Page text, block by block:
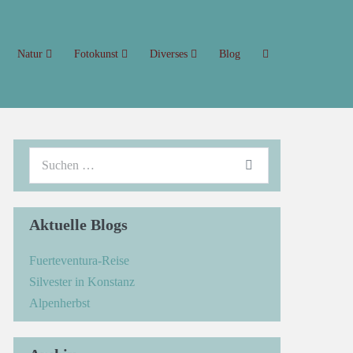
Natur Fotokunst Diverses Blog
Aktuelle Blogs
Fuerteventura-Reise
Silvester in Konstanz
Alpenherbst